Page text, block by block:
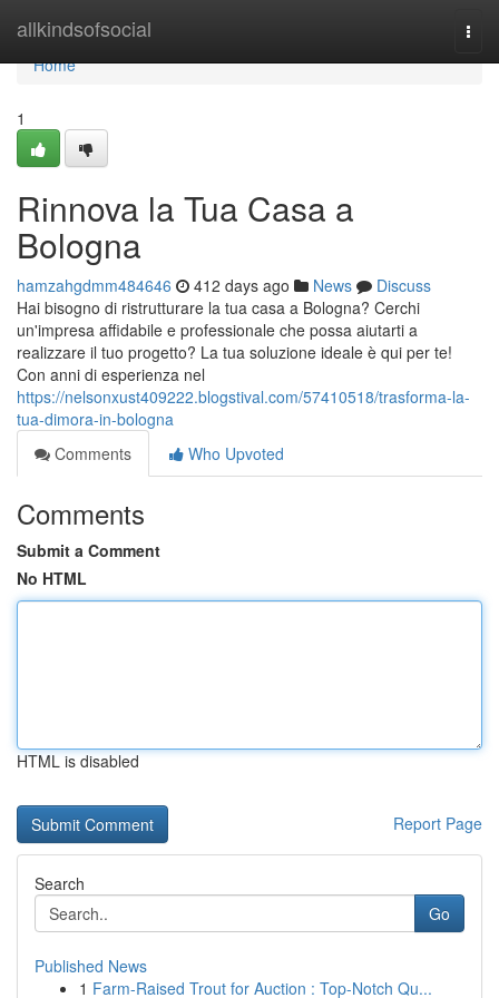
allkindsofsocial
Home
Home
1
Rinnova la Tua Casa a
Bologna
hamzahgdmm484646 412 days ago News
Discuss
Hai bisogno di ristrutturare la tua casa a Bologna? Cerchi
un'impresa affidabile e professionale che possa aiutarti a
realizzare il tuo progetto? La tua soluzione ideale è qui per te!
Con anni di esperienza nel
https://nelsonxust409222.blogstival.com/57410518/trasforma-la-
tua-dimora-in-bologna
Comments
Who Upvoted
Comments
Submit a Comment
No HTML
HTML is disabled
Report Page
Search
Go
Published News
1 Farm-Raised Trout for Auction : Top-Notch Qu...